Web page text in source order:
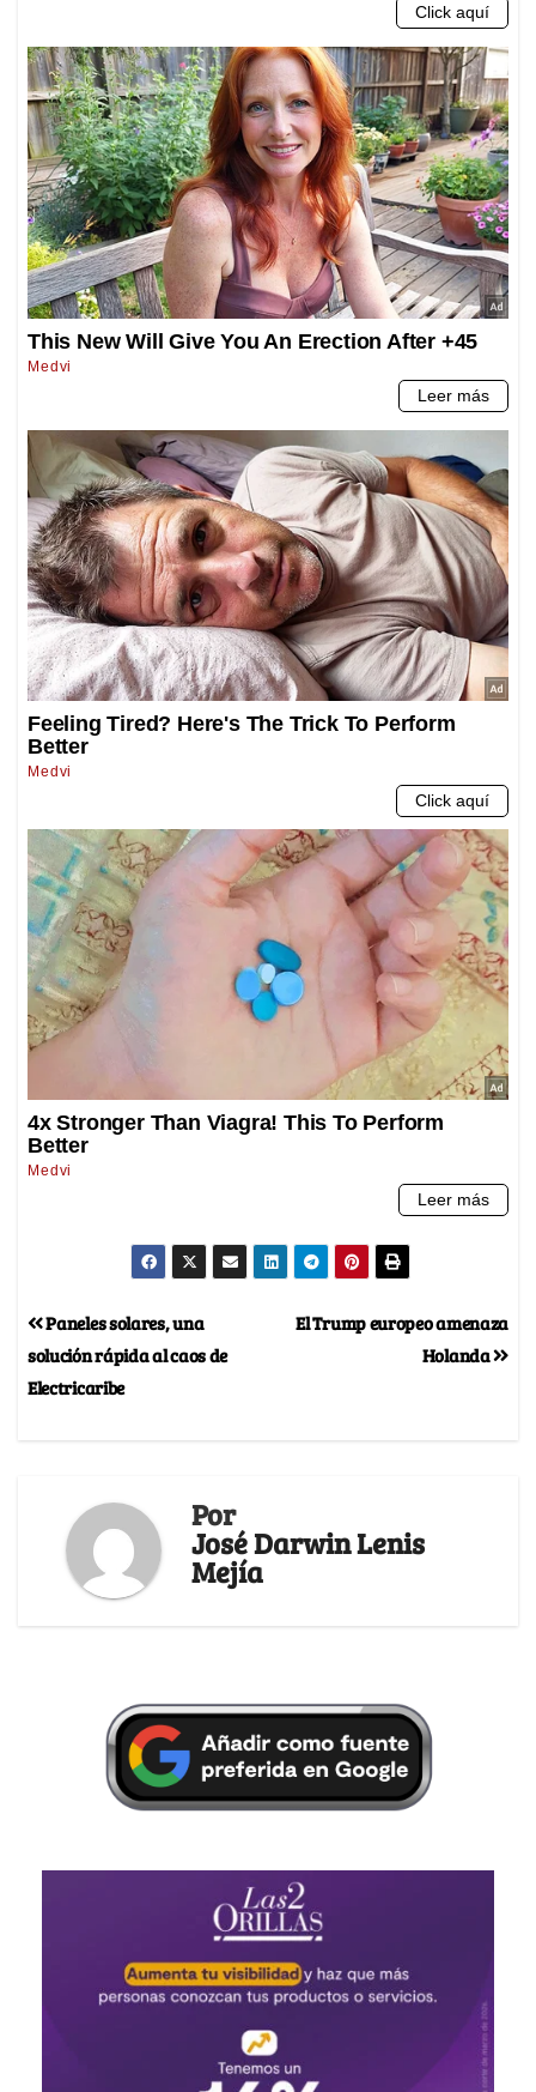
El Trump europeo amenaza
Holanda
Paneles solares, una
solución rápida al caos de
Electricaribe
Por
José Darwin Lenis
Mejía